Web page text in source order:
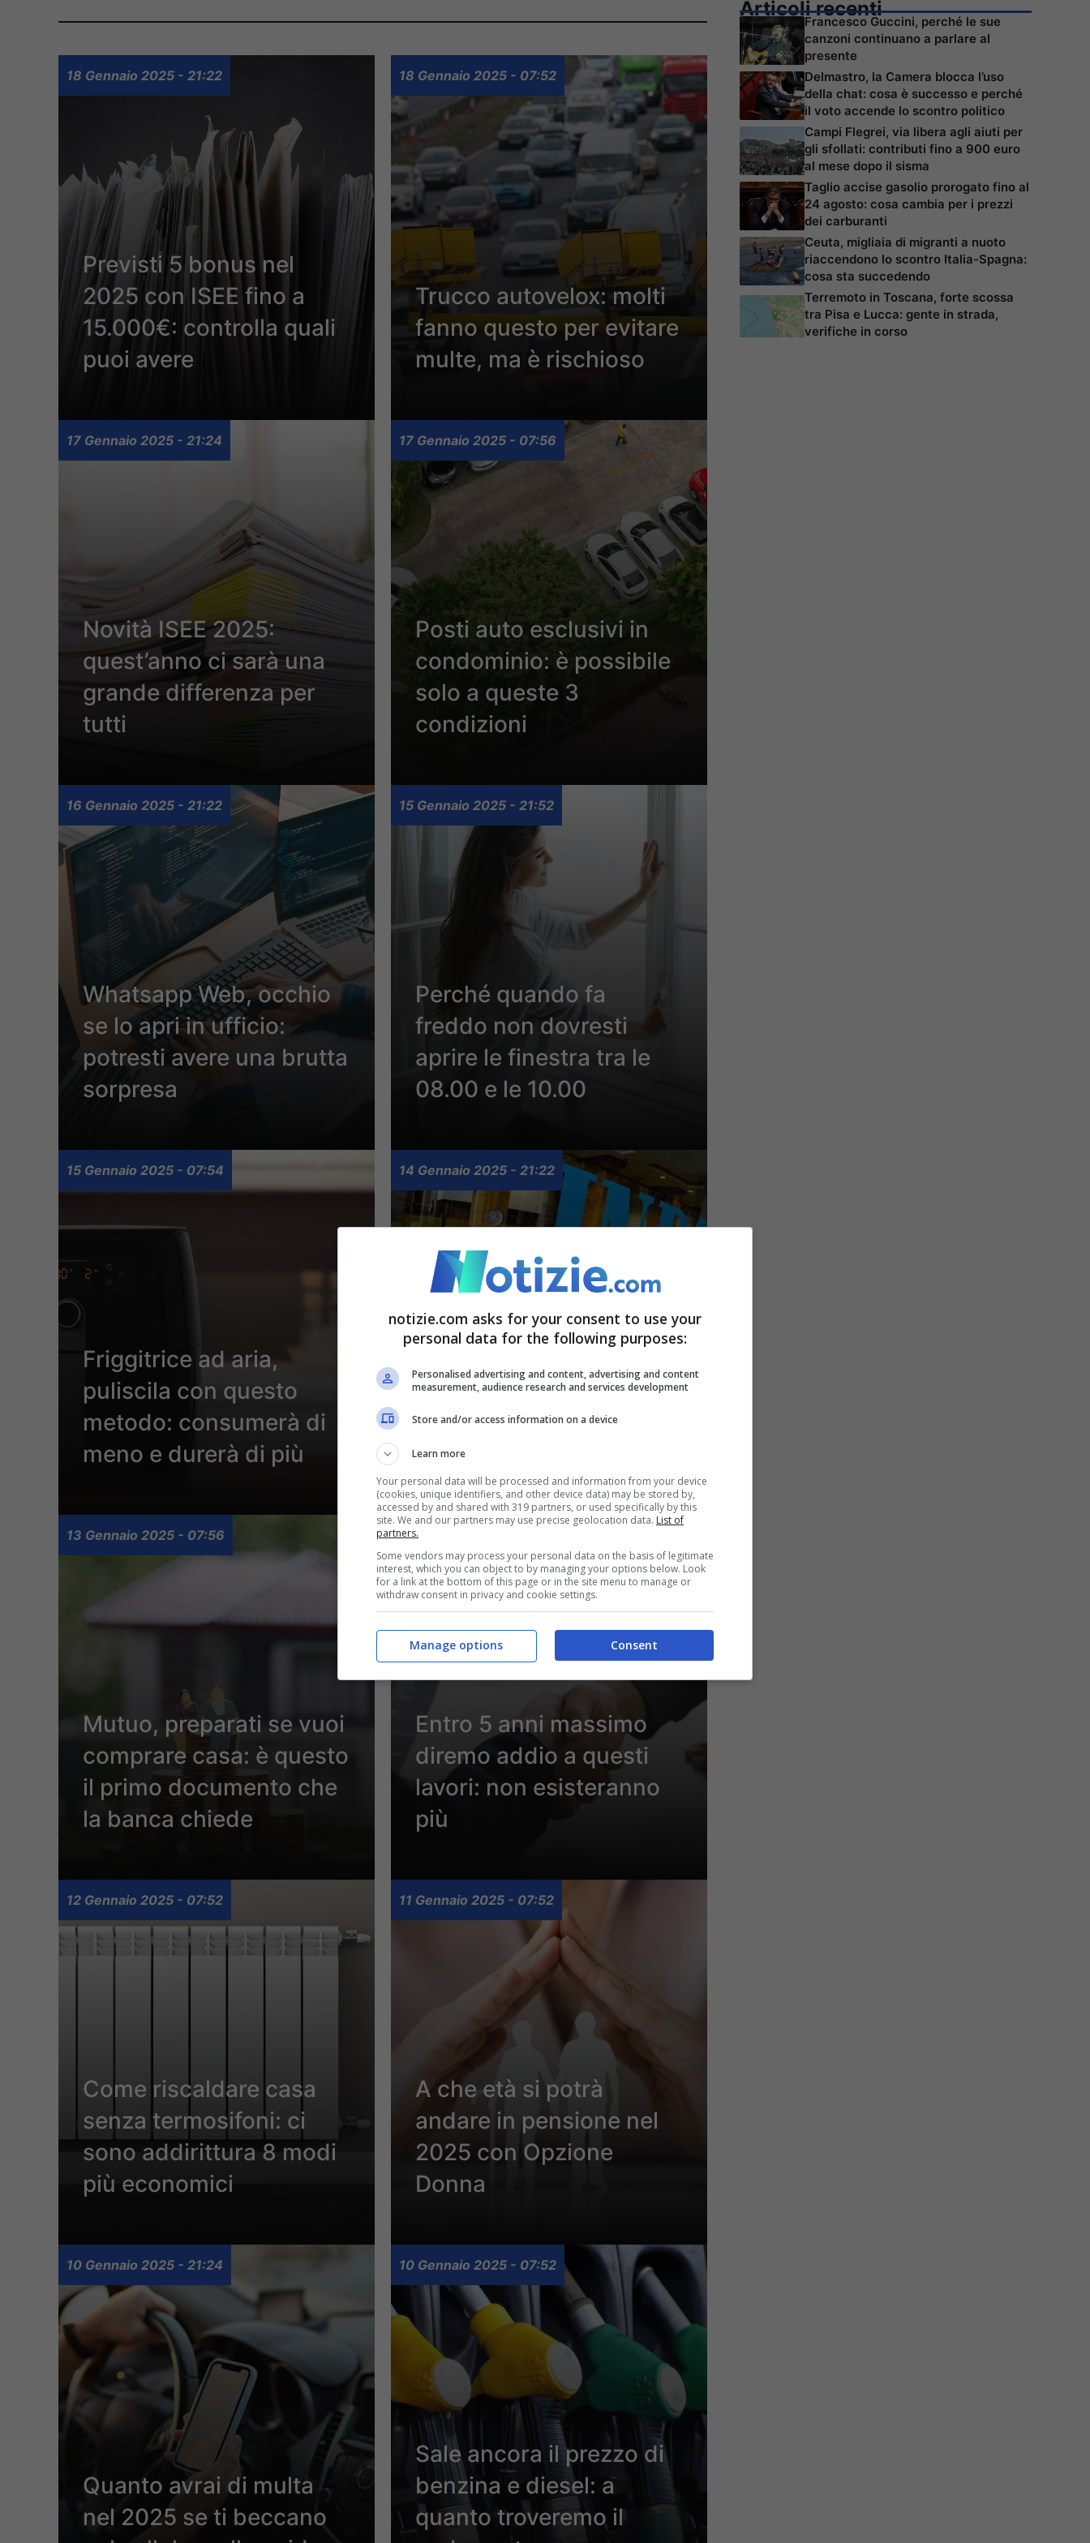
18 Gennaio 2025 - 21:22
Previsti 5 bonus nel
2025 con ISEE fino a
15.000€: controlla quali
puoi avere
18 Gennaio 2025 - 07:52
Trucco autovelox: molti
fanno questo per evitare
multe, ma è rischioso
17 Gennaio 2025 - 21:24
Novità ISEE 2025:
quest’anno ci sarà una
grande differenza per
tutti
17 Gennaio 2025 - 07:56
Posti auto esclusivi in
condominio: è possibile
solo a queste 3
condizioni
16 Gennaio 2025 - 21:22
Whatsapp Web, occhio
se lo apri in ufficio:
potresti avere una brutta
sorpresa
15 Gennaio 2025 - 21:52
Perché quando fa
freddo non dovresti
aprire le finestra tra le
08.00 e le 10.00
15 Gennaio 2025 - 07:54
Friggitrice ad aria,
puliscila con questo
metodo: consumerà di
meno e durerà di più
14 Gennaio 2025 - 21:22
unico: entro quando
bisogna muoversi per
non perdere i soldi
13 Gennaio 2025 - 07:56
Mutuo, preparati se vuoi
comprare casa: è questo
il primo documento che
la banca chiede
12 Gennaio 2025 - 21:54
Entro 5 anni massimo
diremo addio a questi
lavori: non esisteranno
più
12 Gennaio 2025 - 07:52
Come riscaldare casa
senza termosifoni: ci
sono addirittura 8 modi
più economici
11 Gennaio 2025 - 07:52
A che età si potrà
andare in pensione nel
2025 con Opzione
Donna
10 Gennaio 2025 - 21:24
Quanto avrai di multa
nel 2025 se ti beccano
10 Gennaio 2025 - 07:52
Sale ancora il prezzo di
benzina e diesel: a
quanto troveremo il
Articoli recenti
Francesco Guccini, perché le sue
canzoni continuano a parlare al
presente
Delmastro, la Camera blocca l’uso
della chat: cosa è successo e perché
il voto accende lo scontro politico
Campi Flegrei, via libera agli aiuti per
gli sfollati: contributi fino a 900 euro
al mese dopo il sisma
Taglio accise gasolio prorogato fino al
24 agosto: cosa cambia per i prezzi
dei carburanti
Ceuta, migliaia di migranti a nuoto
riaccendono lo scontro Italia-Spagna:
cosa sta succedendo
Terremoto in Toscana, forte scossa
tra Pisa e Lucca: gente in strada,
verifiche in corso
notizie.com asks for your consent to use your
personal data for the following purposes:
Personalised advertising and content, advertising and content
measurement, audience research and services development
Store and/or access information on a device
Learn more
Your personal data will be processed and information from your device
(cookies, unique identifiers, and other device data) may be stored by,
accessed by and shared with 319 partners, or used specifically by this
site. We and our partners may use precise geolocation data. List of
partners.
Some vendors may process your personal data on the basis of legitimate
interest, which you can object to by managing your options below. Look
for a link at the bottom of this page or in the site menu to manage or
withdraw consent in privacy and cookie settings.
Consent
Manage options